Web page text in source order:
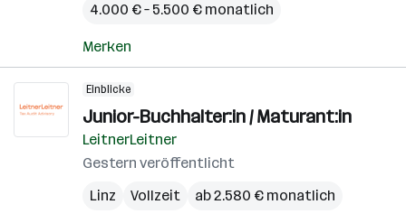
4.000 € – 5.500 € monatlich
Merken
Einblicke
Junior-Buchhalter:in / Maturant:in
LeitnerLeitner
Gestern veröffentlicht
Linz
Vollzeit ab 2.580 € monatlich